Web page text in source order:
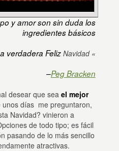
y amor son sin duda los
ingredientes básicos
verdadera Feliz Navidad «
–Peg Bracken
desear que seael mejor
unos días me preguntaron,
Navidad? vinieron a
de todo tipo; es fácil
pasando de lo más sencillo
atractivas.